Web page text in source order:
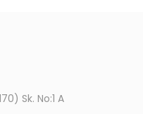
Sk. No:1 A